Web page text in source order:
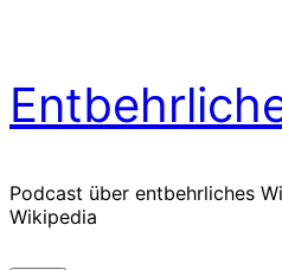
Zum
Inhalt
springen
Podcast über entbehrliches
Wikipedia